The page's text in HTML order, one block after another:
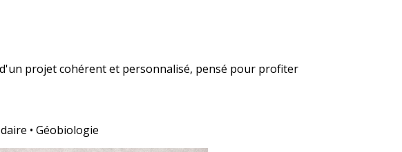
projet cohérent et personnalisé, pensé pour profiter
• Géobiologie